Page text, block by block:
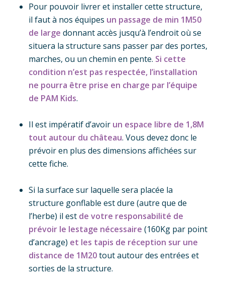
Pour pouvoir livrer et installer cette structure,
il faut à nos équipes un passage de min 1M50
de large donnant accès jusqu’à l’endroit où se
situera la structure sans passer par des portes,
marches, ou un chemin en pente. Si cette
condition n’est pas respectée, l’installation
ne pourra être prise en charge par l’équipe
de PAM Kids.
Il est impératif d’avoir un espace libre de 1,8M
tout autour du château. Vous devez donc le
prévoir en plus des dimensions affichées sur
cette fiche.
Si la surface sur laquelle sera placée la
structure gonflable est dure (autre que de
l’herbe) il est de votre responsabilité de
prévoir le lestage nécessaire (160Kg par point
d’ancrage) et les tapis de réception sur une
distance de 1M20tout autour des entrées et
sorties de la structure.